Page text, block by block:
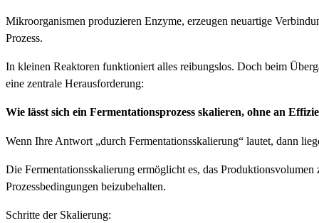
Mikroorganismen produzieren Enzyme, erzeugen neuartige
Prozess.
In kleinen Reaktoren funktioniert alles reibungslos. Doch beim
eine zentrale Herausforderung:
Wie lässt sich ein Fermentationsprozess skalieren, ohne an
Wenn Ihre Antwort „durch Fermentationsskalierung“ lautet, dann
Die Fermentationsskalierung ermöglicht es, das
Prozessbedingungen beizubehalten.
Schritte der Skalierung: